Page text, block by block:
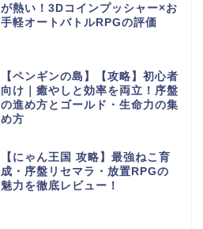
が熱い！3Dコインプッシャー×お
手軽オートバトルRPGの評価
【ペンギンの島】【攻略】初心者
向け｜癒やしと効率を両立！序盤
の進め方とゴールド・生命力の集
め方
【にゃん王国 攻略】最強ねこ育
成・序盤リセマラ・放置RPGの
魅力を徹底レビュー！